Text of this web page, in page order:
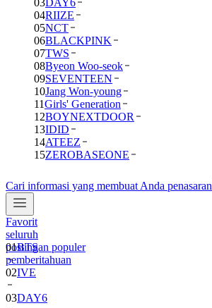
03DAY6
04RIIZE
05NCT
06BLACKPINK
07TWS
08Byeon Woo-seok
09SEVENTEEN
10Jang Won-young
11Girls' Generation
12BOYNEXTDOOR
13IDID
14ATEEZ
15ZEROBASEONE
Cari informasi yang membuat Anda penasaran
Favorit
seluruh
postingan populer
pemberitahuan
01BTS
02IVE
03DAY6
04RIIZE